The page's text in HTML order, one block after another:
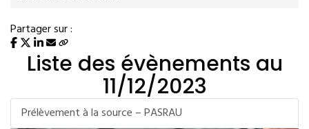
Partager sur :
Liste des évènements au
11/12/2023
Prélèvement à la source – PASRAU